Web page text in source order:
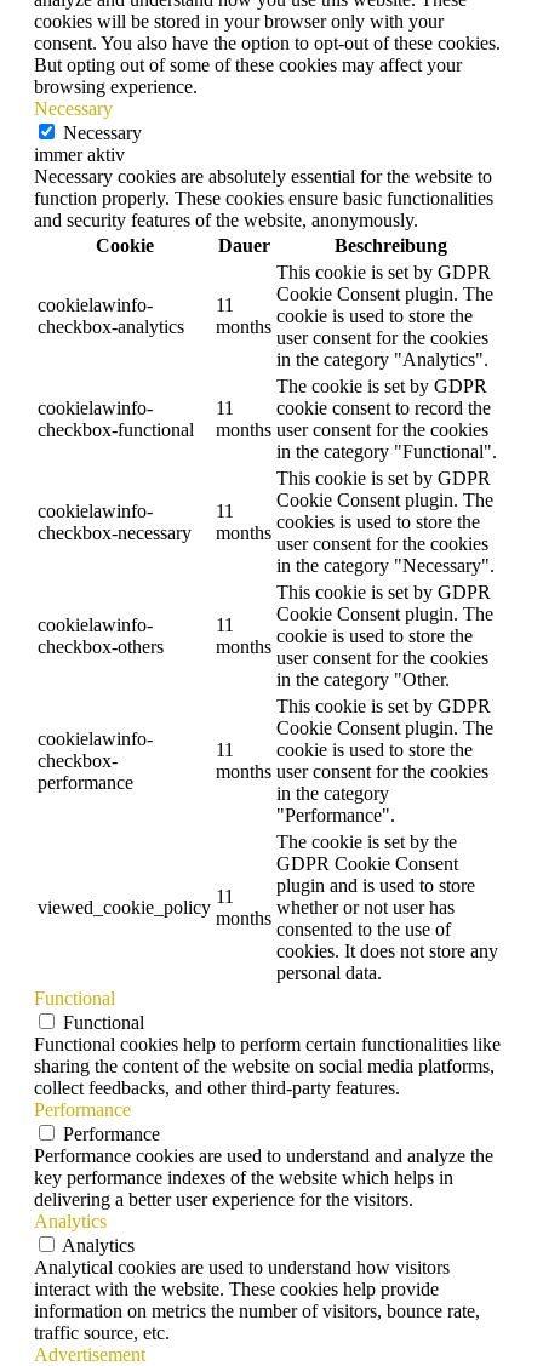
cookies will be stored in your browser only with your
consent. You also have the option to opt-out of these cookies.
But opting out of some of these cookies may affect your
browsing experience.
Necessary
Necessary
immer aktiv
Necessary cookies are absolutely essential for the website to
function properly. These cookies ensure basic functionalities
and security features of the website, anonymously.
Cookie
Dauer Beschreibung
cookielawinfo-
checkbox-analytics
11
months
This cookie is set by GDPR
Cookie Consent plugin. The
cookie is used to store the
user consent for the cookies
in the category "Analytics".
cookielawinfo-
checkbox-functional
11
months
The cookie is set by GDPR
cookie consent to record the
user consent for the cookies
in the category "Functional".
cookielawinfo-
checkbox-necessary
11
months
This cookie is set by GDPR
Cookie Consent plugin. The
cookies is used to store the
user consent for the cookies
in the category "Necessary".
cookielawinfo-
checkbox-others
11
months
This cookie is set by GDPR
Cookie Consent plugin. The
cookie is used to store the
user consent for the cookies
in the category "Other.
cookielawinfo-
checkbox-
performance
11
months
This cookie is set by GDPR
Cookie Consent plugin. The
cookie is used to store the
user consent for the cookies
in the category
"Performance".
viewed_cookie_policy
11
months
The cookie is set by the
GDPR Cookie Consent
plugin and is used to store
whether or not user has
consented to the use of
cookies. It does not store any
personal data.
Functional
Functional
Functional cookies help to perform certain functionalities like
sharing the content of the website on social media platforms,
collect feedbacks, and other third-party features.
Performance
Performance
Performance cookies are used to understand and analyze the
key performance indexes of the website which helps in
delivering a better user experience for the visitors.
Analytics
Analytics
Analytical cookies are used to understand how visitors
interact with the website. These cookies help provide
information on metrics the number of visitors, bounce rate,
traffic source, etc.
Advertisement